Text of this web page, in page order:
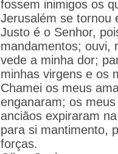
fossem inimigos os
Jerusalém se tornou
Justo é o Senhor,
mandamentos; ouvi,
vede a minha dor;
minhas virgens e os
Chamei os meus
enganaram; os
anciãos expiraram
para si mantimento,
forças.